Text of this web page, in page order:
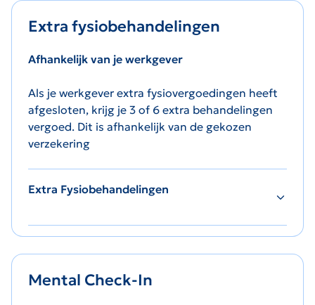
Extra fysiobehandelingen
Afhankelijk van je werkgever
Als je werkgever extra fysiovergoedingen heeft
afgesloten, krijg je 3 of 6 extra behandelingen
vergoed. Dit is afhankelijk van de gekozen
verzekering
Extra Fysiobehandelingen
Mental Check-In